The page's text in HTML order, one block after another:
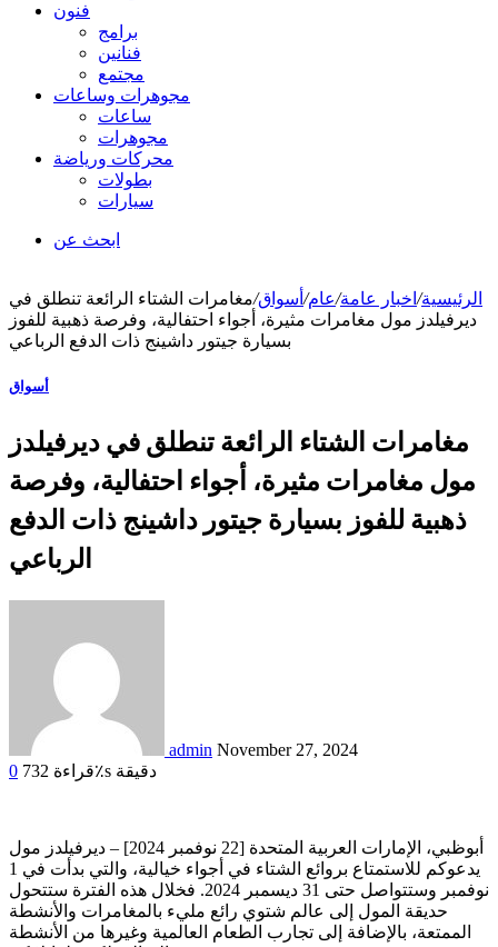
فنون
برامج
فنانين
مجتمع
مجوهرات وساعات
ساعات
مجوهرات
محركات ورياضة
بطولات
سيارات
ابحث عن
الرئيسية/ اخبار عامة/عام/ أسواق/مغامرات الشتاء الرائعة تنطلق في
ديرفيلدز مول مغامرات مثيرة، أجواء احتفالية، وفرصة ذهبية للفوز
بسيارة جيتور داشينج ذات الدفع الرباعي
أسواق
مغامرات الشتاء الرائعة تنطلق في ديرفيلدز
مول مغامرات مثيرة، أجواء احتفالية، وفرصة
ذهبية للفوز بسيارة جيتور داشينج ذات الدفع
الرباعي
admin November 27, 2024
0 732 قراءة٪s دقيقة
أبوظبي، الإمارات العربية المتحدة [22 نوفمبر 2024] – ديرفيلدز مول
يدعوكم للاستمتاع بروائع الشتاء في أجواء خيالية، والتي بدأت في 1
نوفمبر وستتواصل حتى 31 ديسمبر 2024. فخلال هذه الفترة ستتحول
حديقة المول إلى عالم شتوي رائع مليء بالمغامرات والأنشطة
الممتعة، بالإضافة إلى تجارب الطعام العالمية وغيرها من الأنشطة